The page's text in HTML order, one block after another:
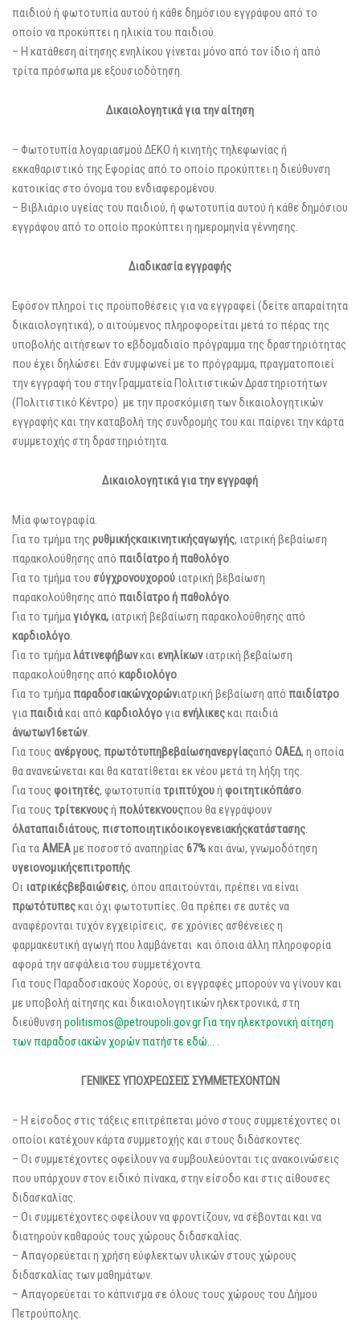
παιδιού ή φωτοτυπία αυτού ή κάθε δημόσιου εγγράφου από το
οποίο να προκύπτει η ηλικία του παιδιού.
– Η κατάθεση αίτησης ενηλίκου γίνεται μόνο από τον ίδιο ή από
τρίτα πρόσωπα με εξουσιοδότηση.
Δικαιολογητικά για τηναίτηση
– Φωτοτυπία λογαριασμού ΔΕΚΟ ή κινητής τηλεφωνίας ή
εκκαθαριστικό της Εφορίας από το οποίο προκύπτει η διεύθυνση
κατοικίας στο όνομα του ενδιαφερομένου.
– Βιβλιάριο υγείας του παιδιού, ή φωτοτυπία αυτού ή κάθε δημόσιου
εγγράφου από το οποίο προκύπτει η ημερομηνία γέννησης.
Διαδικασία εγγραφής
Εφόσον πληροί τις προϋποθέσεις για να εγγραφεί (δείτε απαραίτητα
δικαιολογητικά), ο αιτούμενος πληροφορείται μετά το πέρας της
υποβολής αιτήσεων το εβδομαδιαίο πρόγραμμα της δραστηριότητας
που έχει δηλώσει. Εάν συμφωνεί με το πρόγραμμα, πραγματοποιεί
την εγγραφή του στην Γραμματεία Πολιτιστικών Δραστηριοτήτων
(Πολιτιστικό Κέντρο) με την προσκόμιση των δικαιολογητικών
εγγραφής και την καταβολή της συνδρομής του και παίρνει την κάρτα
συμμετοχής στη δραστηριότητα.
Δικαιολογητικά για τηνεγγραφή
Μία φωτογραφία.
Για το τμήμα της ρυθμικήςκαικινητικήςαγωγής, ιατρική βεβαίωση
παρακολούθησης από παιδίατρο ή παθολόγο.
Για το τμήμα του σύγχρονουχορού ιατρική βεβαίωση
παρακολούθησης από παιδίατρο ή παθολόγο.
Για το τμήμαγιόγκα, ιατρική βεβαίωση παρακολούθησης από
καρδιολόγο.
Για το τμήμαλάτινεφήβωνκαι ενηλίκωνιατρική βεβαίωση
παρακολούθησης από καρδιολόγο.
Για το τμήμαπαραδοσιακώνχορώνιατρική βεβαίωση από παιδίατρο
γιαπαιδιάκαι από καρδιολόγογια ενήλικεςκαι παιδιά
άνωτων16ετών.
Για τους ανέργους, πρωτότυπηβεβαίωσηανεργίαςαπό ΟΑΕΔ, η οποία
θα ανανεώνεται και θα κατατίθεται εκ νέου μετά τη λήξη της.
Για τους φοιτητές, φωτοτυπίατριπτύχουή φοιτητικόπάσο.
Για τους τρίτεκνουςή πολύτεκνουςπου θα εγγράψουν
όλαταπαιδιάτους, πιστοποιητικόοικογενειακήςκατάστασης.
Για ταΑΜΕΑμε ποσοστό αναπηρίας 67%και άνω, γνωμοδότηση
υγειονομικήςεπιτροπής.
Οι ιατρικέςβεβαιώσεις, όπου απαιτούνται, πρέπει να είναι
πρωτότυπεςκαι όχι φωτοτυπίες. Θα πρέπει σε αυτές να
αναφέρονται τυχόν εγχειρίσεις, σε χρόνιες ασθένειες η
φαρμακευτική αγωγή που λαμβάνεται και όποια άλλη πληροφορία
αφορά την ασφάλεια του συμμετέχοντα.
Για τους Παραδοσιακούς Χορούς, οι εγγραφές μπορούν να γίνουν και
με υποβολή αίτησης και δικαιολογητικών ηλεκτρονικά, στη
διεύθυνση politismos@petroupoli.gov.grΓια την ηλεκτρονική αίτηση
των παραδοσιακών χορών πατήστε εδώ… .
ΓΕΝΙΚΕΣΥΠΟΧΡΕΩΣΕΙΣΣΥΜΜΕΤΕΧΟΝΤΩΝ
– Η είσοδος στις τάξεις επιτρέπεται μόνο στους συμμετέχοντες οι
οποίοι κατέχουν κάρτα συμμετοχής και στους διδάσκοντες.
– Οι συμμετέχοντες οφείλουν να συμβουλεύονται τις ανακοινώσεις
που υπάρχουν στον ειδικό πίνακα, στην είσοδο και στις αίθουσες
διδασκαλίας.
– Οι συμμετέχοντες οφείλουν να φροντίζουν, να σέβονται και να
διατηρούν καθαρούς τους χώρους διδασκαλίας.
– Απαγορεύεται η χρήση εύφλεκτων υλικών στους χώρους
διδασκαλίας των μαθημάτων.
– Απαγορεύεται το κάπνισμα σε όλους τους χώρους του Δήμου
Πετρούπολης.